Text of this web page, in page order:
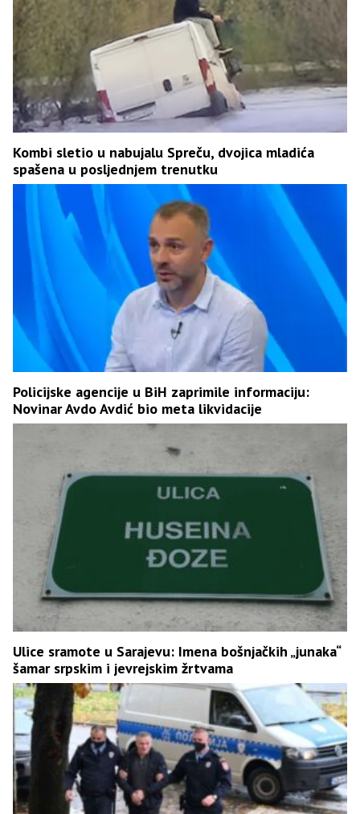
Kombi sletio u nabujalu Spreču, dvojica mladića
spašena u posljednjem trenutku
Policijske agencije u BiH zaprimile informaciju:
Novinar Avdo Avdić bio meta likvidacije
Ulice sramote u Sarajevu: Imena bošnjačkih „junaka“
šamar srpskim i jevrejskim žrtvama